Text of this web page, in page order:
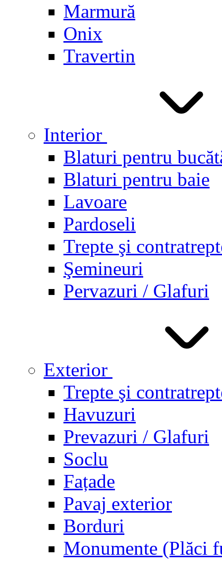
Marmură
Onix
Travertin
Interior
Blaturi pentru
Blaturi pentru baie
Lavoare
Pardoseli
Trepte şi
Şemineuri
Pervazuri / Glafuri
Exterior
Trepte şi
Havuzuri
Prevazuri / Glafuri
Soclu
Fațade
Pavaj exterior
Borduri
Monumente (Plăci